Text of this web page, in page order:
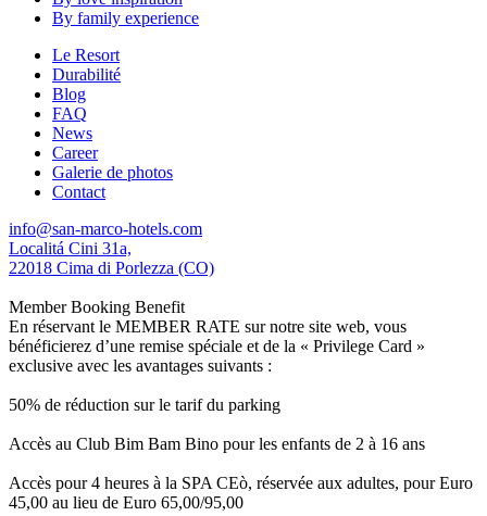
By family experience
Le Resort
Durabilité
Blog
FAQ
News
Career
Galerie de photos
Contact
info@san-marco-hotels.com
Localitá Cini 31a,
22018 Cima di Porlezza (CO)
Member Booking Benefit
En réservant le MEMBER RATE sur notre site web, vous
bénéficierez d’une remise spéciale et de la « Privilege Card »
exclusive avec les avantages suivants :
50% de réduction sur le tarif du parking
Accès au Club Bim Bam Bino pour les enfants de 2 à 16 ans
Accès pour 4 heures à la SPA CEò, réservée aux adultes, pour Euro
45,00 au lieu de Euro 65,00/95,00